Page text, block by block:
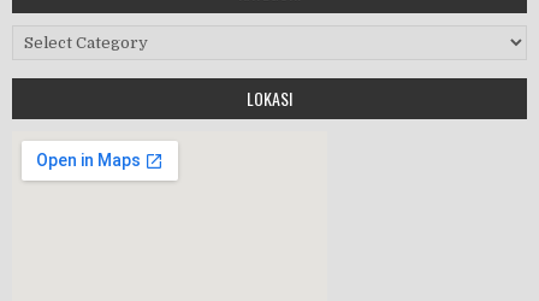
HALAL BIHALAL
Kategori
LOKASI